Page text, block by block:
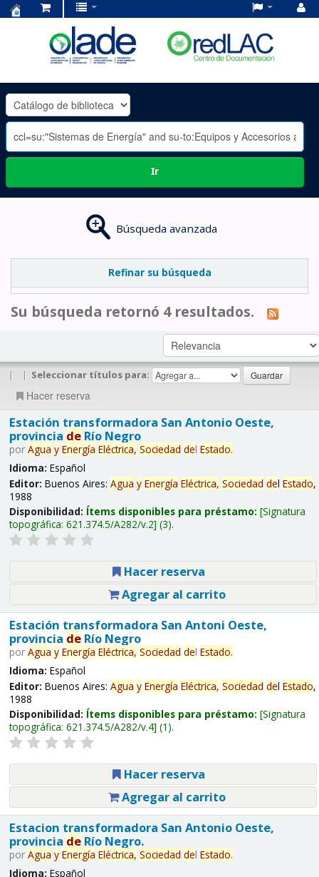
OLADE
-
Ir
Búsqueda avanzada
Refinar su búsqueda
Su búsqueda retornó 4 resultados.
| | Seleccionar títulos para:
Hacer reserva
Estación transformadora San Antonio Oeste,
provincia deRío Negro
por Agua y Energía Eléctrica, Sociedad del Estado.
Idioma: Español
Editor: Buenos Aires: Agua y Energía Eléctrica, Sociedad del Estado,
1988
Disponibilidad: Ítems disponibles para préstamo: Signatura
topográfica: 621.374.5/A282/v.2 (3).
Hacer reserva
Agregar al carrito
Estación transformadora San Antoni Oeste,
provincia deRío Negro
por Agua y Energía Eléctrica, Sociedad del Estado.
Idioma: Español
Editor: Buenos Aires: Agua y Energía Eléctrica, Sociedad del Estado,
1988
Disponibilidad: Ítems disponibles para préstamo: Signatura
topográfica: 621.374.5/A282/v.4 (1).
Hacer reserva
Agregar al carrito
Estacion transformadora San Antonio Oeste,
provincia deRío Negro.
por Agua y Energía Eléctrica, Sociedad del Estado.
Idioma: Español